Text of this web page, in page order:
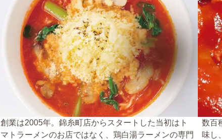
創業は2005年。錦糸町店からスタートした当初はト
マトラーメンのお店ではなく、鶏白湯ラーメンの専門
数百
味し